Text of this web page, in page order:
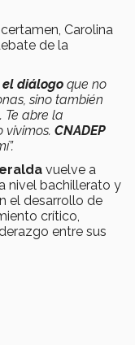
Carolina
de la
diálogo que no
sino también
Te abre la
vivimos. CNADEP
vuelve a
nivel bachillerato y
el desarrollo de
crítico,
entre sus